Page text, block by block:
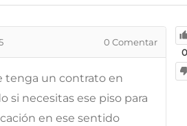
0
0 Comentar
tenga un contrato en
si necesitas ese piso para
en ese sentido